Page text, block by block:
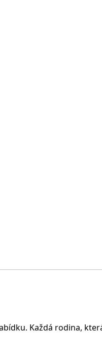
Každá rodina,